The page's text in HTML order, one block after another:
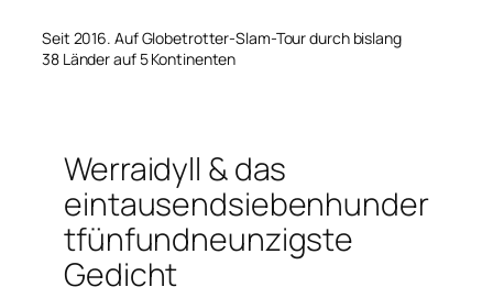
Seit 2016. Auf Globetrotter-Slam-Tour durch bislang
38 Länder auf 5 Kontinenten
Werraidyll & das
eintausendsiebenhunder
tfünfundneunzigste
Gedicht